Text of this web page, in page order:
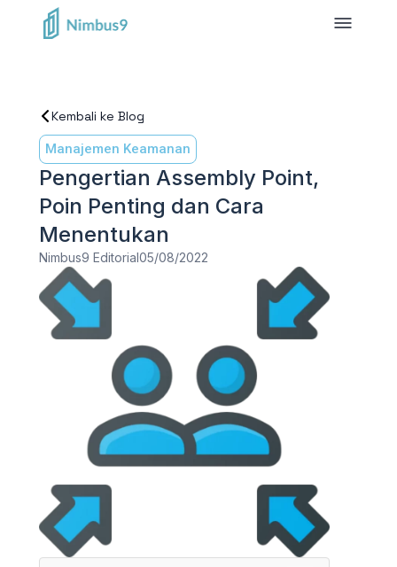
Kembali ke Blog
Manajemen Keamanan
Pengertian Assembly Point,
Poin Penting dan Cara
Menentukan
Nimbus9 Editorial05/08/2022